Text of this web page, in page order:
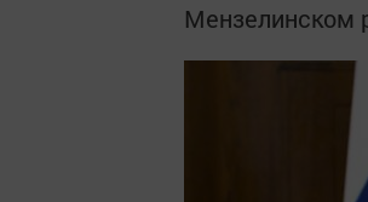
Мензелинском